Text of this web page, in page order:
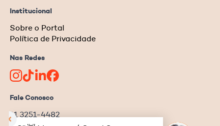
Institucional
Sobre o Portal
Política de Privacidade
Nas Redes
Fale Conosco
11 3251-4482